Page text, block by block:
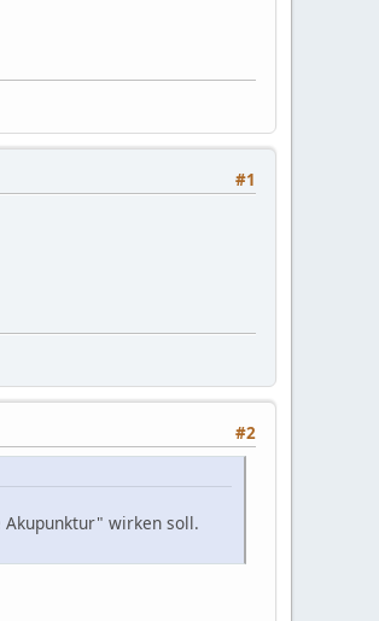
#1
#2
wirken soll.